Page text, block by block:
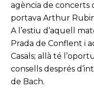
agència de concerts
portava Arthur
A l’estiu d’aquell
Prada de Conflent i
Casals; allà té
consells després
de Bach.